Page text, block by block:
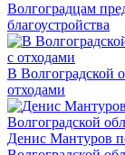
Волгоградцам
благоустройства
В Волгоградской
отходами
Денис Мантуров